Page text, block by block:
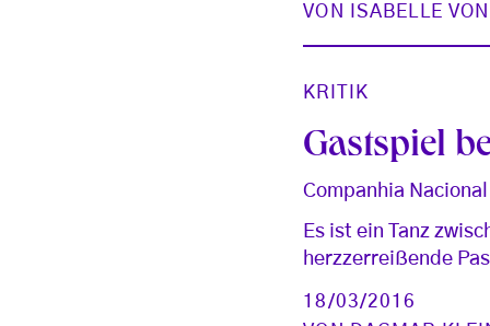
VON
ISABELLE
KRITIK
Gastspiel
Companhia
Es ist ein Tanz
herzzerreißende
18/03/2016